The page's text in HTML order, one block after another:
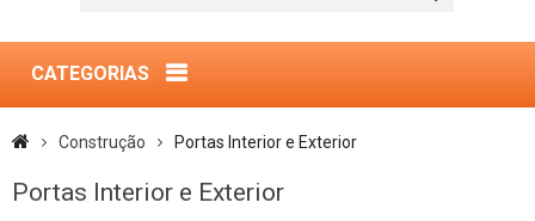
CATEGORIAS
Construção Portas Interior e Exterior
Portas Interior e Exterior